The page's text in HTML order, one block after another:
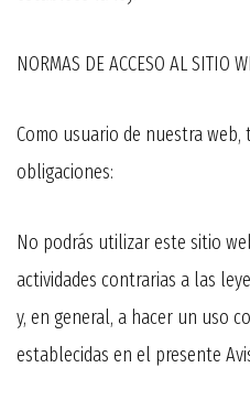
NORMAS DE ACCESO AL SITIO
Como usuario de nuestra
obligaciones:
No podrás utilizar este sitio
actividades contrarias a las
y, en general, a hacer un uso
establecidas en el presente